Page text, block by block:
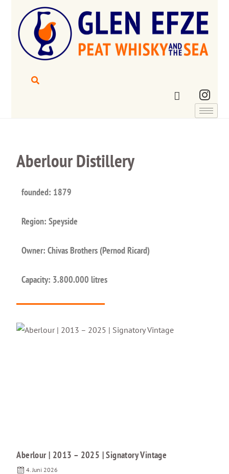
Aberlour Distillery
founded: 1879
Region: Speyside
Owner: Chivas Brothers (Pernod Ricard)
Capacity: 3.800.000 litres
Aberlour | 2013 – 2025 | Signatory Vintage
4. Juni 2026